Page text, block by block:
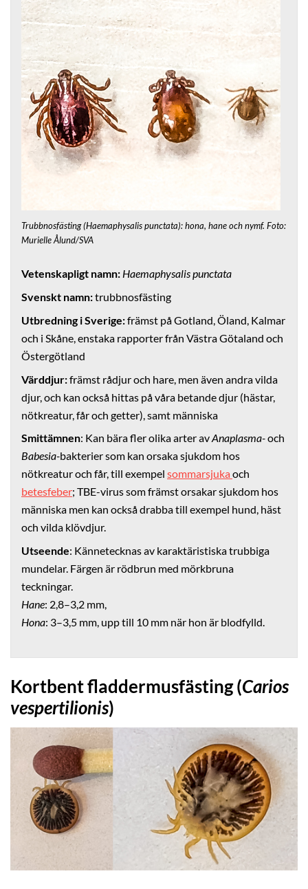
Trubbnosfästing (Haemaphysalis punctata): hona, hane och nymf. Foto:
Murielle Ålund/SVA
Vetenskapligt namn: Haemaphysalis punctata
Svenskt namn:trubbnosfästing
Utbredning i Sverige:främst på Gotland, Öland, Kalmar
och i Skåne, enstaka rapporter från Västra Götaland och
Östergötland
Värddjur:främst rådjur och hare, men även andra vilda
djur, och kan också hittas på våra betande djur (hästar,
nötkreatur, får och getter), samt människa
Smittämnen: Kan bära fler olika arter avAnaplasma-och
Babesia-bakterier som kan orsaka sjukdom hos
nötkreatur och får, till exempel sommarsjuka och
betesfeber; TBE-virus som främst orsakar sjukdom hos
människa men kan också drabba till exempel hund, häst
och vilda klövdjur.
Utseende: Kännetecknas av karaktäristiska trubbiga
mundelar. Färgen är rödbrun med mörkbruna
teckningar.
Hane: 2,8–3,2 mm,
Hona: 3–3,5 mm, upp till 10 mm när hon är blodfylld.
Kortbent fladdermusfästing (Carios
vespertilionis)